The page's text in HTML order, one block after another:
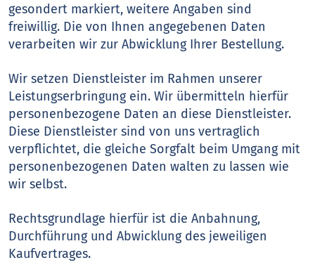
gesondert markiert, weitere Angaben sind
freiwillig. Die von Ihnen angegebenen Daten
verarbeiten wir zur Abwicklung Ihrer Bestellung.
Wir setzen Dienstleister im Rahmen unserer
Leistungserbringung ein. Wir übermitteln hierfür
personenbezogene Daten an diese Dienstleister.
Diese Dienstleister sind von uns vertraglich
verpflichtet, die gleiche Sorgfalt beim Umgang mit
personenbezogenen Daten walten zu lassen wie
wir selbst.
Rechtsgrundlage hierfür ist die Anbahnung,
Durchführung und Abwicklung des jeweiligen
Kaufvertrages.